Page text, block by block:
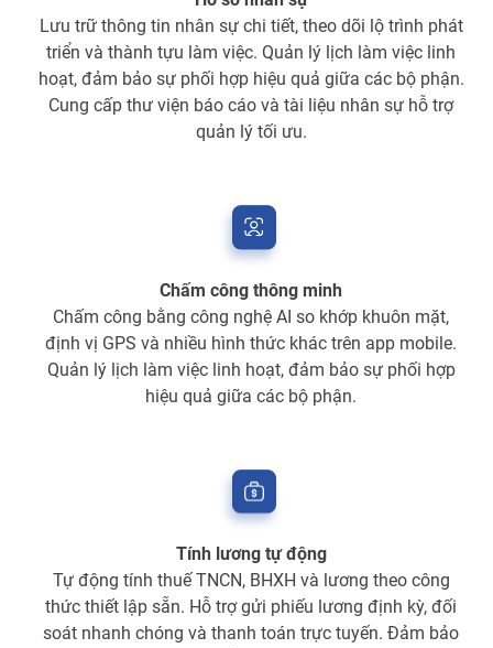
Lưu trữ thông tin nhân sự chi tiết, theo dõi lộ trình phát
triển và thành tựu làm việc. Quản lý lịch làm việc linh
hoạt, đảm bảo sự phối hợp hiệu quả giữa các bộ phận.
Cung cấp thư viện báo cáo và tài liệu nhân sự hỗ trợ
quản lý tối ưu.
Chấm công thông minh
Chấm công bằng công nghệ AI so khớp khuôn mặt,
định vị GPS và nhiều hình thức khác trên app mobile.
Quản lý lịch làm việc linh hoạt, đảm bảo sự phối hợp
hiệu quả giữa các bộ phận.
Tính lương tự động
Tự động tính thuế TNCN, BHXH và lương theo công
thức thiết lập sẵn. Hỗ trợ gửi phiếu lương định kỳ, đối
soát nhanh chóng và thanh toán trực tuyến. Đảm bảo